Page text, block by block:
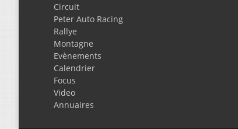
Circuit
Peter Auto Racing
Rallye
Montagne
Evènements
Calendrier
Focus
Video
Annuaires